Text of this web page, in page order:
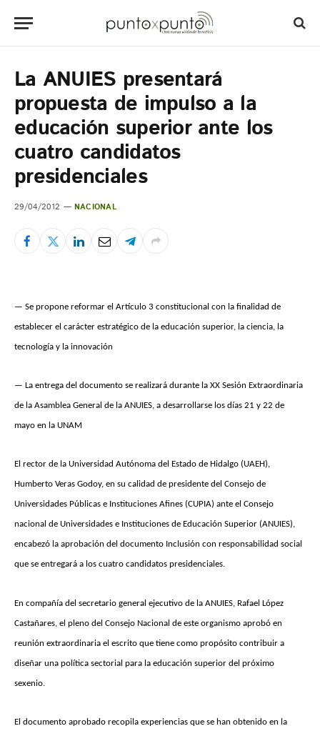
La ANUIES presentará
propuesta de impulso a la
educación superior ante los
cuatro candidatos
presidenciales
29/04/2012 NACIONAL
— Se propone reformar el Artículo 3 constitucional con la finalidad de
establecer el carácter estratégico de la educación superior, la ciencia, la
tecnología y la innovación
— La entrega del documento se realizará durante la XX Sesión Extraordinaria
de la Asamblea General de la ANUIES, a desarrollarse los días 21 y 22 de
mayo en la UNAM
El rector de la Universidad Autónoma del Estado de Hidalgo (UAEH),
Humberto Veras Godoy, en su calidad de presidente del Consejo de
Universidades Públicas e Instituciones Afines (CUPIA) ante el Consejo
nacional de Universidades e Instituciones de Educación Superior (ANUIES),
encabezó la aprobación del documento Inclusión con responsabilidad social
que se entregará a los cuatro candidatos presidenciales.
En compañía del secretario general ejecutivo de la ANUIES, Rafael López
Castañares, el pleno del Consejo Nacional de este organismo aprobó en
reunión extraordinaria el escrito que tiene como propósito contribuir a
diseñar una política sectorial para la educación superior del próximo
sexenio.
El documento aprobado recopila experiencias que se han obtenido en la